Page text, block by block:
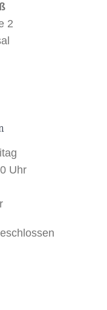
2
Uhr